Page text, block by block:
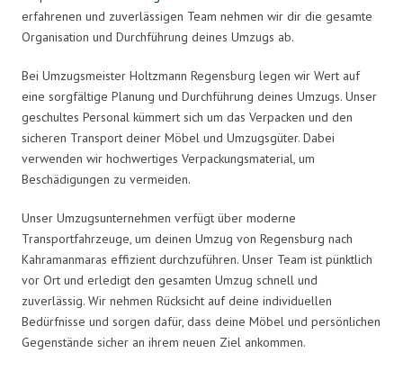
erfahrenen und zuverlässigen Team nehmen wir dir die gesamte
Organisation und Durchführung deines Umzugs ab.
Bei Umzugsmeister Holtzmann Regensburg legen wir Wert auf
eine sorgfältige Planung und Durchführung deines Umzugs. Unser
geschultes Personal kümmert sich um das Verpacken und den
sicheren Transport deiner Möbel und Umzugsgüter. Dabei
verwenden wir hochwertiges Verpackungsmaterial, um
Beschädigungen zu vermeiden.
Unser Umzugsunternehmen verfügt über moderne
Transportfahrzeuge, um deinen Umzug von Regensburg nach
Kahramanmaras effizient durchzuführen. Unser Team ist pünktlich
vor Ort und erledigt den gesamten Umzug schnell und
zuverlässig. Wir nehmen Rücksicht auf deine individuellen
Bedürfnisse und sorgen dafür, dass deine Möbel und persönlichen
Gegenstände sicher an ihrem neuen Ziel ankommen.